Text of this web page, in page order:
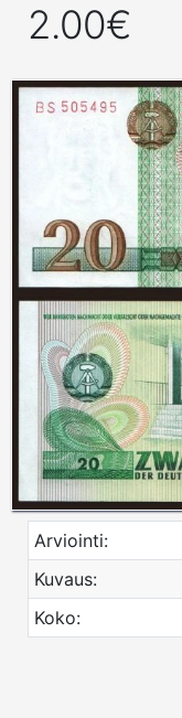
2.00€
Arviointi:
Kuvaus:
Koko: